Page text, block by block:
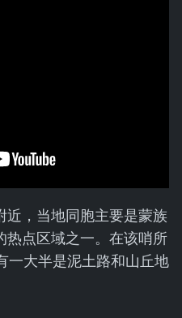
近，当地同胞主要是蒙族
热点区域之一。在该哨所
一大半是泥土路和山丘地